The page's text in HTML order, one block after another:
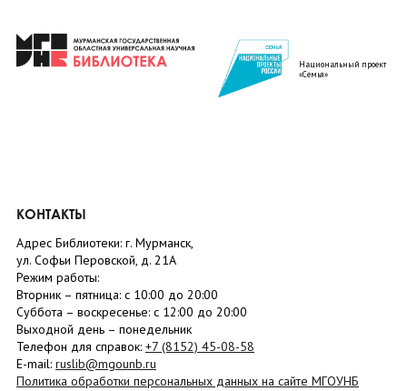
Национальный проект
«Семья»
КОНТАКТЫ
Адрес Библиотеки: г. Мурманск,
ул. Софьи Перовской, д. 21А
Режим работы:
Вторник – пятница: с 10:00 до 20:00
Суббота – воскресенье: c 12:00 до 20:00
Выходной день – понедельник
Телефон для справок: +7 (8152) 45-08-58
E-mail: ruslib@mgounb.ru
Политика обработки персональных данных на сайте МГОУНБ